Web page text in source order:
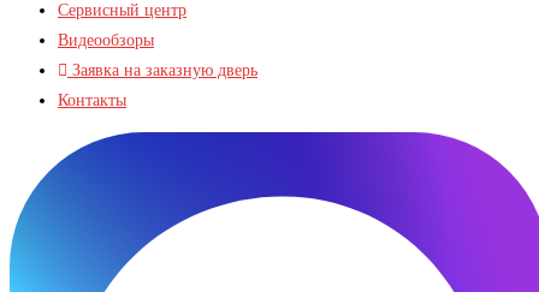
Сервисный центр
Видеообзоры
Заявка на заказную дверь
Контакты